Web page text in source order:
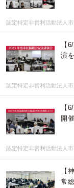
認定特定非営利活動法人
【
演
認定特定非営利活動法人
【
開
認定特定非営利活動法人
【
常